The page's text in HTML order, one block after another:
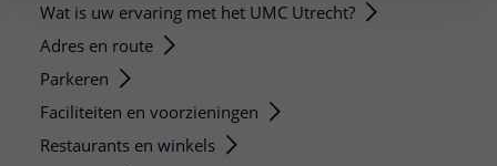
Wat is uw ervaring met het UMC Utrecht?
Adres en route
Parkeren
Faciliteiten en voorzieningen
Restaurants en winkels